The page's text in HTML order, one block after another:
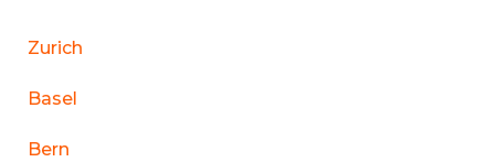
Zurich
Basel
Bern